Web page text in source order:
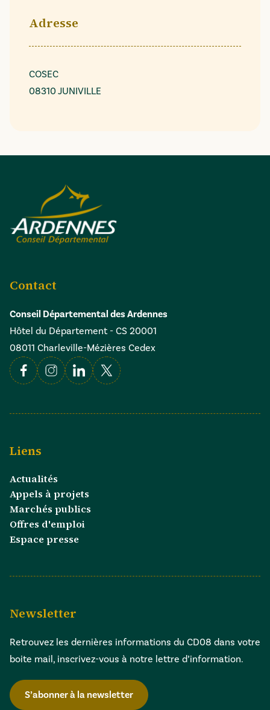
Adresse
COSEC
08310 JUNIVILLE
Contact
Conseil Départemental des Ardennes
Hôtel du Département - CS 20001
08011 Charleville-Mézières Cedex
FacebookInstagramLinkedin
X
Liens
Actualités
Appels à projets
Marchés publics
Offres d'emploi
Espace presse
Newsletter
Retrouvez les dernières informations du CD08 dans votre
boite mail, inscrivez-vous à notre lettre d’information.
S’abonner à la newsletter